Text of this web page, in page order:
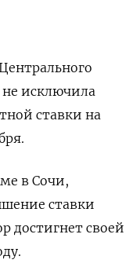
исключила
ставки на
в Сочи,
ставки
достигнет своей